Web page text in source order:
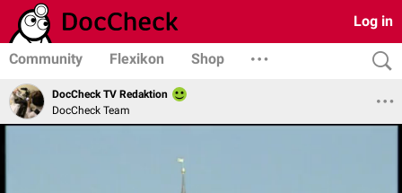
Log in
Community Flexikon Shop
DocCheck TV Redaktion
DocCheck Team